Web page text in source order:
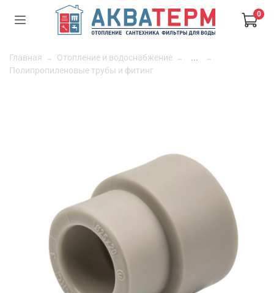
0
Главная Отопление и водоснабжение
...
Полипропиленовые трубы и фитинг